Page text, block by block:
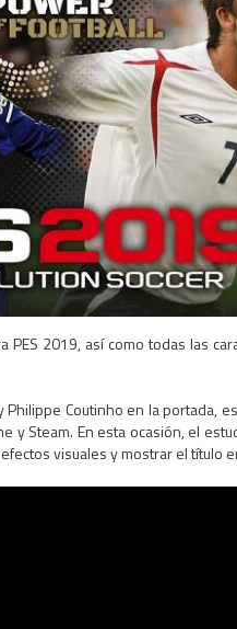
2019, así como todas las
Philippe Coutinho en la portada,
y Steam. En esta ocasión, el
visuales y mostrar el título